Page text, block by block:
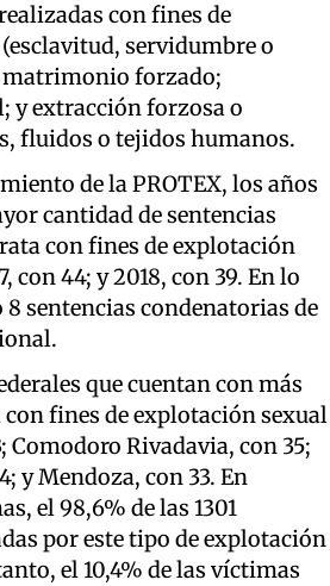
con fines de
servidumbre o
forzado;
extracción forzosa o
fluidos o tejidos humanos.
de la PROTEX, los años
cantidad de sentencias
con fines de explotación
con 44; y 2018, con 39. En lo
8 sentencias condenatorias de
que cuentan con más
fines de explotación sexual
Comodoro Rivadavia, con 35;
y Mendoza, con 33. En
el 98,6% de las 1301
por este tipo de explotación
el 10,4% de las víctimas